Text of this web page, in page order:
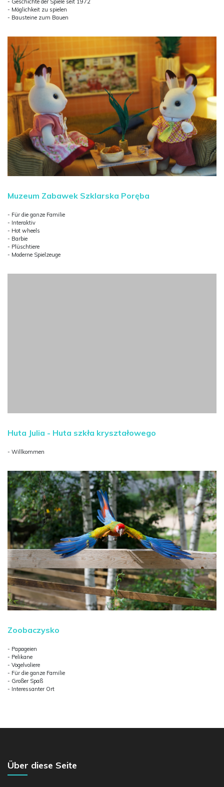
- Geschichte der Spiele seit 1972
- Möglichkeit zu spielen
- Bausteine zum Bauen
Muzeum Zabawek Szklarska Poręba
- Für die ganze Familie
- Interaktiv
- Hot wheels
- Barbie
- Plüschtiere
- Moderne Spielzeuge
Huta Julia - Huta szkła kryształowego
- Willkommen
Zoobaczysko
- Papageien
- Pelikane
- Vogelvoliere
- Für die ganze Familie
- Großer Spaß
- Interessanter Ort
Über diese Seite